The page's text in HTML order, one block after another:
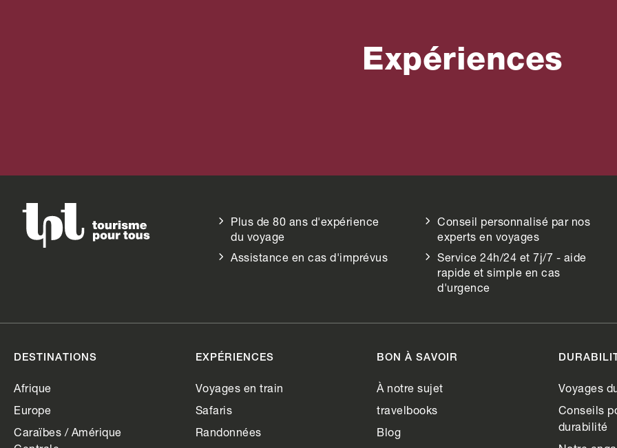
Expériences
Plus de 80 ans d'expérience
du voyage
Conseil personnalisé par nos
experts en voyages
Assistance en cas d'imprévus
Service 24h/24 et 7j/7 - aide
rapide et simple en cas
d'urgence
DESTINATIONS
Afrique
Europe
Caraïbes / Amérique
EXPÉRIENCES
Voyages en train
Safaris
Randonnées
BON À SAVOIR
À notre sujet
travelbooks
Blog
Voyages
Conseils
durabilité